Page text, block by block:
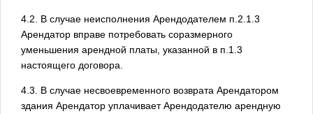
4.2. В случае неисполнения Арендодателем п.2.1.3
Арендатор вправе потребовать соразмерного
уменьшения арендной платы, указанной в п.1.3
настоящего договора.
4.3. В случае несвоевременного возврата Арендатором
здания Арендатор уплачивает Арендодателю арендную